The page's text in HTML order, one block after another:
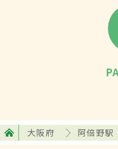
大阪府 阿倍野駅